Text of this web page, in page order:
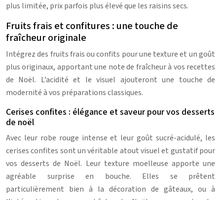
plus limitée, prix parfois plus élevé que les raisins secs.
Fruits frais et confitures : une touche de
fraîcheur originale
Intégrez des fruits frais ou confits pour une texture et un goût
plus originaux, apportant une note de fraîcheur à vos recettes
de Noël. L’acidité et le visuel ajouteront une touche de
modernité à vos préparations classiques.
Cerises confites : élégance et saveur pour vos desserts
de noël
Avec leur robe rouge intense et leur goût sucré-acidulé, les
cerises confites sont un véritable atout visuel et gustatif pour
vos desserts de Noël. Leur texture moelleuse apporte une
agréable surprise en bouche. Elles se prêtent
particulièrement bien à la décoration de gâteaux, ou à